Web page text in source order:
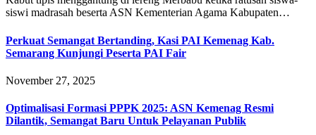
siswi madrasah beserta ASN Kementerian Agama Kabupaten…
Perkuat Semangat Bertanding, Kasi PAI Kemenag Kab.
Semarang Kunjungi Peserta PAI Fair
November 27, 2025
Optimalisasi Formasi PPPK 2025: ASN Kemenag Resmi
Dilantik, Semangat Baru Untuk Pelayanan Publik